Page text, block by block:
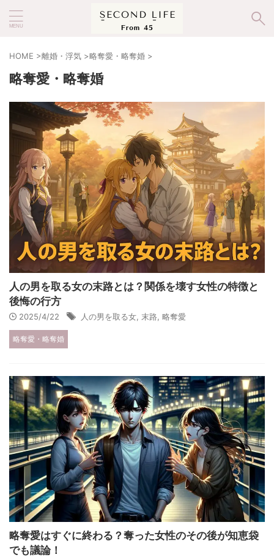
HOME >離婚・浮気 >略奪愛・略奪婚 >
略奪愛・略奪婚
人の男を取る女の末路とは？関係を壊す女性の特徴と
後悔の行方
2025/4/22 人の男を取る女 末路 略奪愛
略奪愛・略奪婚
略奪愛はすぐに終わる？奪った女性のその後が知恵袋
でも議論！